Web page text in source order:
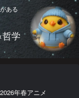
ある
学
2026年春アニメ